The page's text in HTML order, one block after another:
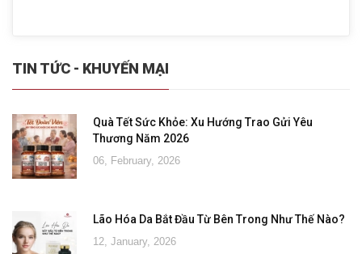
TIN TỨC - KHUYẾN MẠI
Quà Tết Sức Khỏe: Xu Hướng Trao Gửi Yêu
Thương Năm 2026
06, February, 2026
Lão Hóa Da Bắt Đầu Từ Bên Trong Như Thế Nào?
12, January, 2026